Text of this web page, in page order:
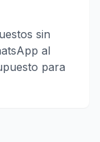
sin
al
para